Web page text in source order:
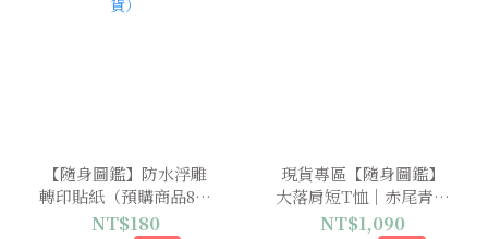
【隨身圖鑑】防水浮雕
轉印貼紙（預購商品8月
下旬出貨）
NT$180
現貨專區【隨身圖鑑】
大落肩短T恤｜赤尾青竹
絲
NT$1,090